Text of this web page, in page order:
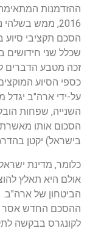
ההזדמנות
2016, ממש
הסכם תקציבי סיוע
שכלל שני חידושים
זכה מטבע הדברים
כספי הסיוע
על-ידי ארה"ב יגדל
השנייה, שפחות
הסכום אותו מאשרת
בישראל) יקטן בהדרגה,
כלומר, מדינת
אולם היא תאלץ
הביטחון של
ההסכם החדש אסר
לקונגרס בבקשה